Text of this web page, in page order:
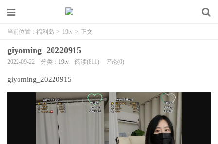
当前位置： 福利岛 > 19tv > 正文
giyoming_20220915
2022-09-22 分类： 19tv 阅读(811) 评论(0)
giyoming_20220915